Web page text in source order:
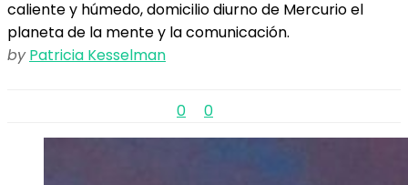
caliente y húmedo, domicilio diurno de Mercurio el
planeta de la mente y la comunicación.
by Patricia Kesselman
0 0